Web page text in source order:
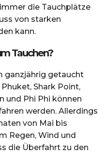
die Tauchplätze
von starken
kann.
Tauchen?
ganzjährig getaucht
Shark Point,
und Phi Phi können
werden. Allerdings
von Mai bis
Regen, Wind und
die Überfahrt zu den